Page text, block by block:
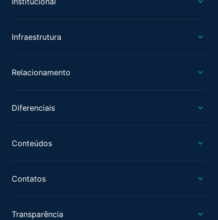
Infraestrutura
Relacionamento
Diferenciais
Conteúdos
Contatos
Transparência